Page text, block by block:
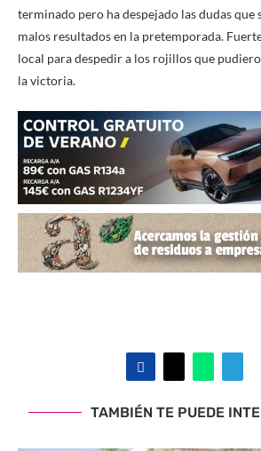
terminado pero ha despejado las dudas que
malos resultados en la pretemporada.
local para despedir a los rojillos que
la victoria.
TAMBIÉN TE PUEDE